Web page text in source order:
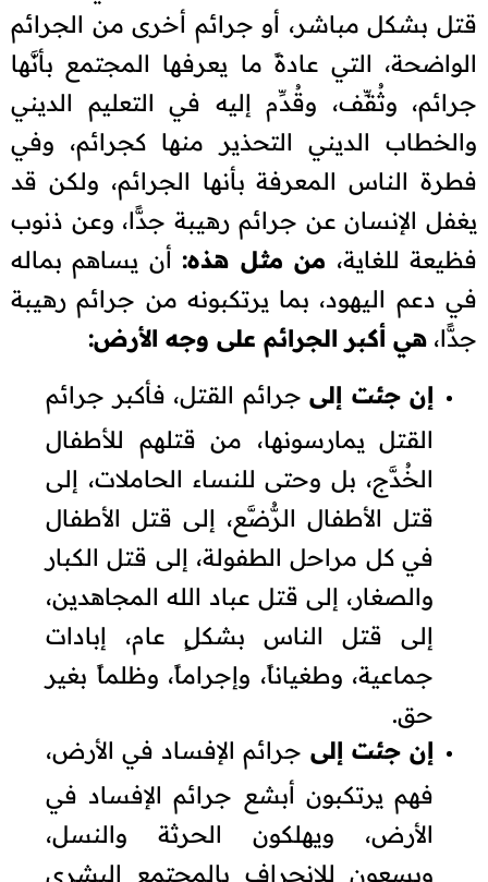
قتل بشكل مباشر، أو جرائم أخرى من الجرائم
الواضحة، التي عادةً ما يعرفها المجتمع بأنَّها
جرائم، وثُقِّف، وقُدِّم إليه في التعليم الديني
والخطاب الديني التحذير منها كجرائم، وفي
فطرة الناس المعرفة بأنها الجرائم، ولكن قد
يغفل الإنسان عن جرائم رهيبة جدًّا، وعن ذنوب
فظيعة للغاية، من مثل هذه:أن يساهم بماله
في دعم اليهود، بما يرتكبونه من جرائم رهيبة
جدًّا، هي أكبر الجرائم على وجه الأرض:
إن جئت إلىجرائم القتل، فأكبر جرائم
القتل يمارسونها، من قتلهم للأطفال
الخُدَّج، بل وحتى للنساء الحاملات، إلى
قتل الأطفال الرُّضَّع، إلى قتل الأطفال
في كل مراحل الطفولة، إلى قتل الكبار
والصغار، إلى قتل عباد الله المجاهدين،
إلى قتل الناس بشكلٍ عام، إبادات
جماعية، وطغياناً، وإجراماً، وظلماً بغير
حق.
إن جئت إلى جرائم الإفساد في الأرض،
فهم يرتكبون أبشع جرائم الإفساد في
الأرض، ويهلكون الحرثة والنسل،
ويسعون للانحراف بالمجتمع البشري